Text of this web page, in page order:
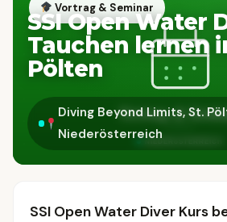
Vortrag & Seminar
SSI Open Water
Tauchen lernen
Pölten
Diving Beyond Limits, St.
Niederösterreich
SSI Open Water Diver Kurs